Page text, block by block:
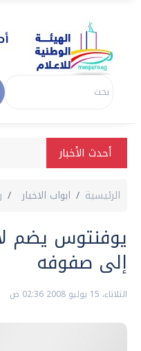
أحدث الأخبار
الرئيسية ابواب الاخبار
يوفنتوس يضم
إلى صفوفه
الثلاثاء، 15 يوليو 2008 02:36 ص